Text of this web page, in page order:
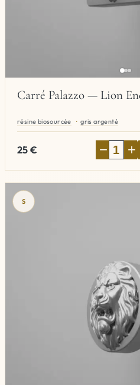
Carré Palazzo — Lion
résine biosourcée gris argenté
25€ − +
S